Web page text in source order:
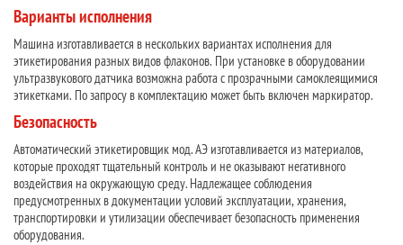
Варианты исполнения
Машина изготавливается в нескольких вариантах исполнения для
этикетирования разных видов флаконов. При установке в оборудовании
ультразвукового датчика возможна работа с прозрачными самоклеящимися
этикетками. По запросу в комплектацию может быть включен маркиратор.
Безопасность
Автоматический этикетировщик мод. АЭ изготавливается из материалов,
которые проходят тщательный контроль и не оказывают негативного
воздействия на окружающую среду. Надлежащее соблюдения
предусмотренных в документации условий эксплуатации, хранения,
транспортировки и утилизации обеспечивает безопасность применения
оборудования.